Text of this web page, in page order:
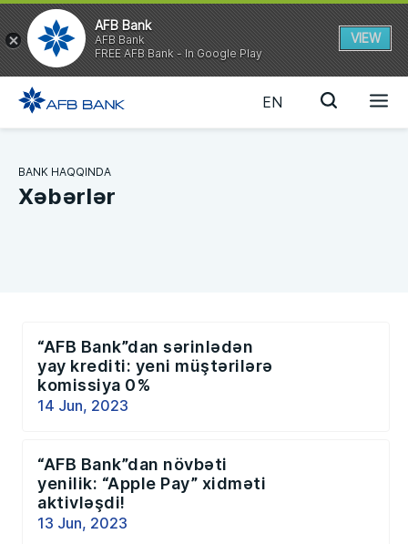
EN
BANK HAQQINDA
Xəbərlər
“AFB Bank”dan sərinlədən
yay krediti: yeni müştərilərə
komissiya 0%
14 Jun, 2023
“AFB Bank”dan növbəti
yenilik: “Apple Pay” xidməti
aktivləşdi!
13 Jun, 2023
AFB Bank
AFB Bank
FREE AFB Bank - In Google Play
VIEW